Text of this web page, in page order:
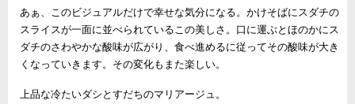
あぁ、このビジュアルだけで幸せな気分になる。かけそばにスダチの
スライスが一面に並べられているこの美しさ。口に運ぶとほのかにス
ダチのさわやかな酸味が広がり、食べ進めるに従ってその酸味が大き
くなっていきます。その変化もまた楽しい。
上品な冷たいダシとすだちのマリアージュ。